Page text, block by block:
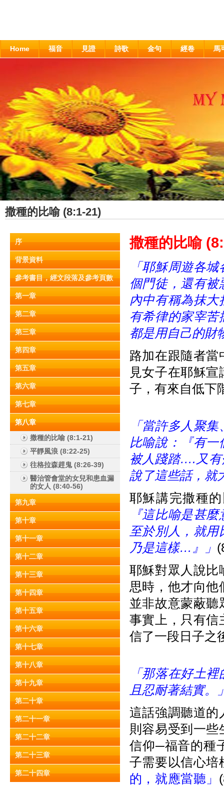
Home 福音 見證 詩歌 金句 經卷 馬
撒種的比喻 (8:1-21)
序
背景資料
參考書目，經文段落及參考頁數
第一章
第二章
第三章
第四章
第五章
第六章
第七章
第八章
撒種的比喻 (8:1-21)
平靜風浪 (8:22-25)
往格拉森趕鬼 (8:26-39)
醫治管會堂的女兒和患血漏
的女人 (8:40-56)
第九章
第十章
第十一章
第十二章
第十三章
第十四章
第十五章
第十六章
第十七章
第十八章
第十九章
第二十章
第二十一章
第二十二章
第二十三章
第二十四章
撒種的比喻
「耶穌周遊各
個門徒，還有
內中有稱為抹
有希律的家宰
都是用自己的財
路加在跟隨者當
見女子在耶穌
子，有來自低下
「當許多人聚
比喻說：『有
被人踐踏….又有
說了這些話，就
耶穌講完撒種
『這比喻是甚
至於別人，就
乃是這樣…』」
耶穌對眾人說比
思時，他才向他
並非故意蒙蔽聽
事實上，只有信
信了一段日子之
「那落在好土
且忍耐著結實。
這話強調聽道的
則容易受到一
信仰─福音的種
子需要以信心培
的，就應當聽」